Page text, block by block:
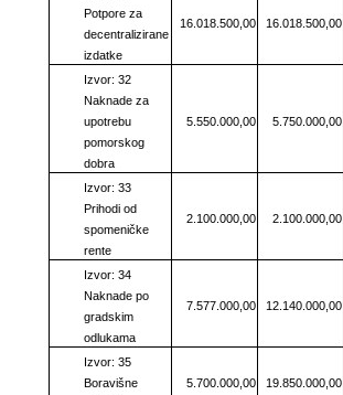
Potpore za
decentralizirane
izdatke
16.018.500,00 16.018.500,00
Izvor: 32
Naknade za
upotrebu
pomorskog
dobra
5.550.000,00 5.750.000,00
Izvor: 33
Prihodi od
spomeničke
rente
2.100.000,00 2.100.000,00
Izvor: 34
Naknade po
gradskim
odlukama
7.577.000,00 12.140.000,00
Izvor: 35
Boravišne
5.700.000,00 19.850.000,00